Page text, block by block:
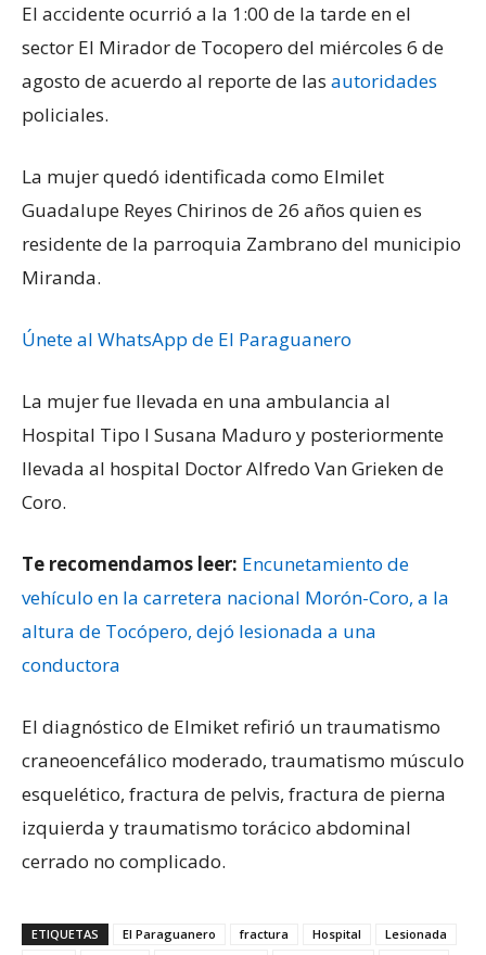
El accidente ocurrió a la 1:00 de la tarde en el
sector El Mirador de Tocopero del miércoles 6 de
agosto de acuerdo al reporte de las autoridades
policiales.
La mujer quedó identificada como Elmilet
Guadalupe Reyes Chirinos de 26 años quien es
residente de la parroquia Zambrano del municipio
Miranda.
Únete al WhatsApp de El Paraguanero
La mujer fue llevada en una ambulancia al
Hospital Tipo I Susana Maduro y posteriormente
llevada al hospital Doctor Alfredo Van Grieken de
Coro.
Te recomendamos leer: Encunetamiento de
vehículo en la carretera nacional Morón-Coro, a la
altura de Tocópero, dejó lesionada a una
conductora
El diagnóstico de Elmiket refirió un traumatismo
craneoencefálico moderado, traumatismo músculo
esquelético, fractura de pelvis, fractura de pierna
izquierda y traumatismo torácico abdominal
cerrado no complicado.
ETIQUETAS El Paraguanero fractura Hospital
Lesionada